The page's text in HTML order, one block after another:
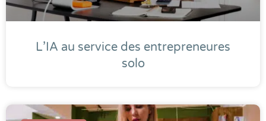
L’IA au service des entrepreneures
solo